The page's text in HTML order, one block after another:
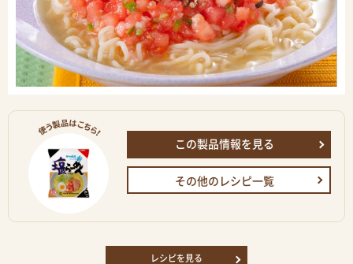
この製品情報を見る
その他のレシピ一覧
レシピを見る